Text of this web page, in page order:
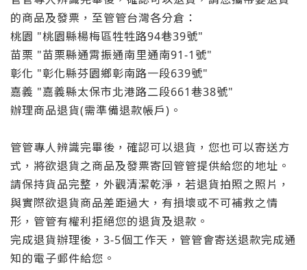
的商品及發票，至管管台灣各分倉：
桃園 "桃園縣楊梅區牲牲路94巷39號"
苗栗 "苗栗縣通霄振通南里通南91-1號"
彰化 "彰化縣芬園鄉彰南路一段639號"
嘉義 "嘉義縣太保市北港路二段661巷38號"
辦理商品退貨(需準備退款帳戶)。
管管專人辨識完畢後，確認可以退貨，您也可以寄送方
式，將欲退貨之商品及發票寄回管管提供給您的地址。
請保持貨品完整，外觀清潔乾淨，若退貨拍照之照片，
與實際欲退貨商品差距過大，有損壞或不可補救之情
形，管管有權利拒絕您的退貨及退款。
完成退貨辦理後，3-5個工作天，管管會寄送退款完成通
知的電子郵件給您。